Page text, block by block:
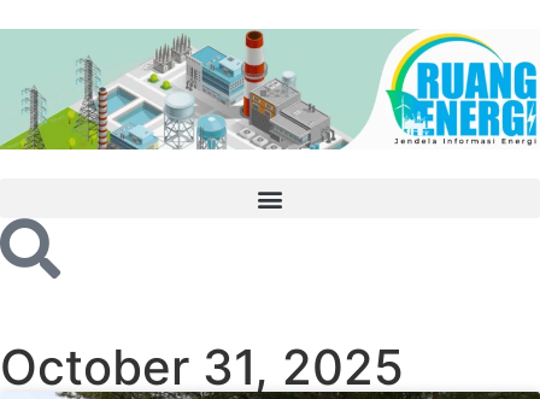
October 31, 2025